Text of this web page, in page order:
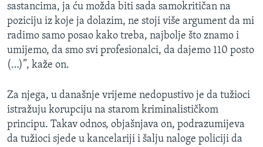
sastancima, ja ću možda biti sada samokritičan na
poziciju iz koje ja dolazim, ne stoji više argument da mi
radimo samo posao kako treba, najbolje što znamo i
umijemo, da smo svi profesionalci, da dajemo 110 posto
(…)”, kaže on.
Za njega, u današnje vrijeme nedopustivo je da tužioci
istražuju korupciju na starom kriminalističkom
principu. Takav odnos, objašnjava on, podrazumijeva
da tužioci sjede u kancelariji i šalju naloge policiji da